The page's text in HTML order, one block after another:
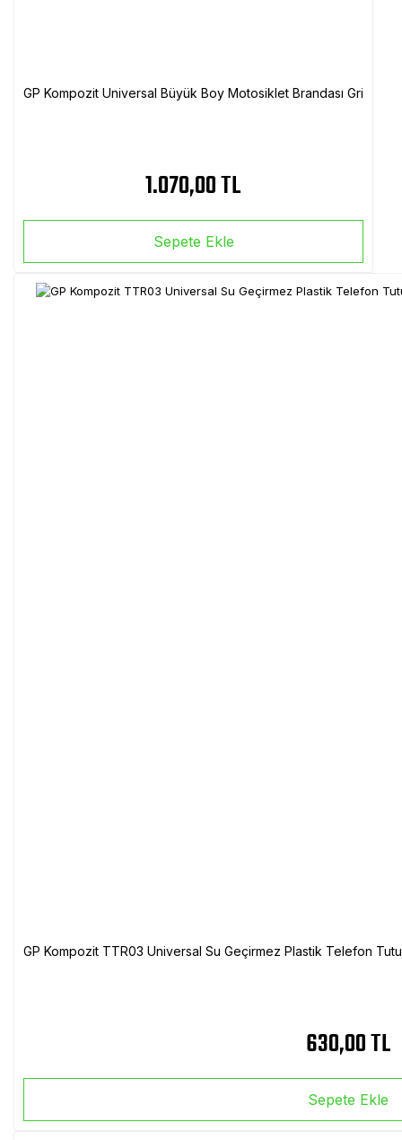
GP Kompozit Universal Büyük Boy Motosiklet Brandası Gri
1.070,00 TL
Sepete Ekle
GP Kompozit TTR03 Universal Su Geçirmez Plastik Telefon
630,00 TL
Sepete Ekle